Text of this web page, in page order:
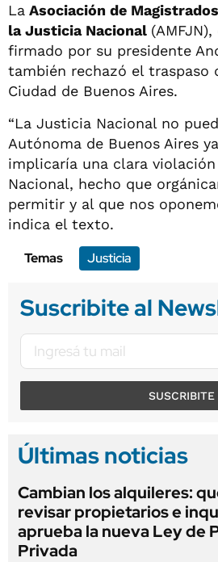
La Asociación de
la Justicia Nacional
firmado por su presidente
también rechazó el traspaso
Ciudad de Buenos Aires.
“La Justicia Nacional no
Autónoma de Buenos Aires
implicaría una clara
Nacional, hecho que
permitir y al que nos
indica el texto.
Temas
Justicia
Suscribite al
SUSCRIBITE
Últimas noticias
Cambian los alquileres:
revisar propietarios e
aprueba la nueva Ley de
Privada